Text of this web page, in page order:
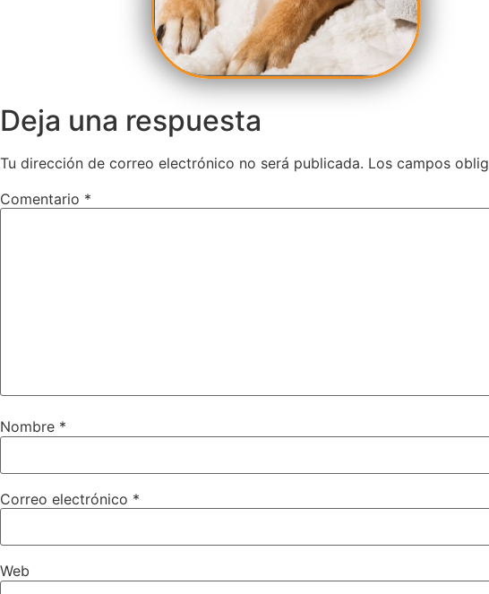
Deja una respuesta
Tu dirección de correo electrónico no será publicada. Los campos
Comentario *
Nombre *
Correo electrónico *
Web